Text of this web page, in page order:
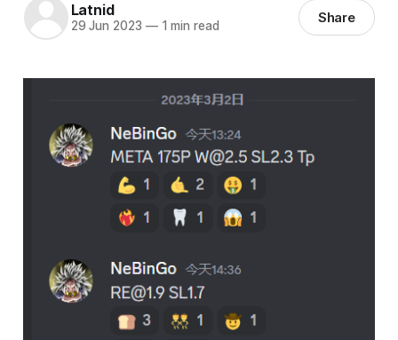
Latnid
29 Jun 2023 —1 min read Share